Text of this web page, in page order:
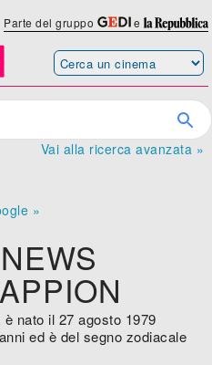
Parte del gruppo e
Vai alla ricerca avanzata »
»
nato il 27 agosto 1979
ed è del segno zodiacale